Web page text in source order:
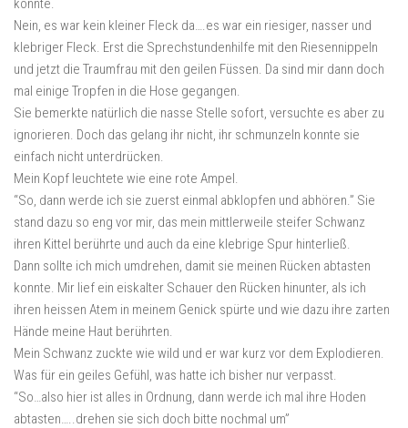
könnte.
Nein, es war kein kleiner Fleck da….es war ein riesiger, nasser und
klebriger Fleck. Erst die Sprechstundenhilfe mit den Riesennippeln
und jetzt die Traumfrau mit den geilen Füssen. Da sind mir dann doch
mal einige Tropfen in die Hose gegangen.
Sie bemerkte natürlich die nasse Stelle sofort, versuchte es aber zu
ignorieren. Doch das gelang ihr nicht, ihr schmunzeln konnte sie
einfach nicht unterdrücken.
Mein Kopf leuchtete wie eine rote Ampel.
“So, dann werde ich sie zuerst einmal abklopfen und abhören.” Sie
stand dazu so eng vor mir, das mein mittlerweile steifer Schwanz
ihren Kittel berührte und auch da eine klebrige Spur hinterließ.
Dann sollte ich mich umdrehen, damit sie meinen Rücken abtasten
konnte. Mir lief ein eiskalter Schauer den Rücken hinunter, als ich
ihren heissen Atem in meinem Genick spürte und wie dazu ihre zarten
Hände meine Haut berührten.
Mein Schwanz zuckte wie wild und er war kurz vor dem Explodieren.
Was für ein geiles Gefühl, was hatte ich bisher nur verpasst.
“So…also hier ist alles in Ordnung, dann werde ich mal ihre Hoden
abtasten…..drehen sie sich doch bitte nochmal um”